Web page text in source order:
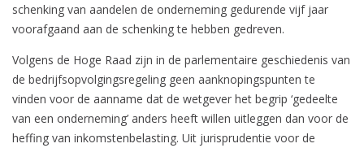
schenking van aandelen de onderneming gedurende vijf jaar
voorafgaand aan de schenking te hebben gedreven.
Volgens de Hoge Raad zijn in de parlementaire geschiedenis van
de bedrijfsopvolgingsregeling geen aanknopingspunten te
vinden voor de aanname dat de wetgever het begrip ‘gedeelte
van een onderneming’ anders heeft willen uitleggen dan voor de
heffing van inkomstenbelasting. Uit jurisprudentie voor de